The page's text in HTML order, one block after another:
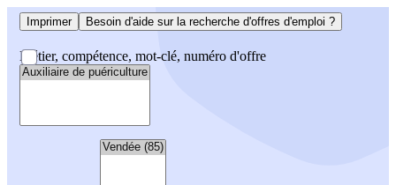
Imprimer Besoin d'aide sur la recherche d'offres d'emploi ?
Métier, compétence, mot-clé, numéro d'offre